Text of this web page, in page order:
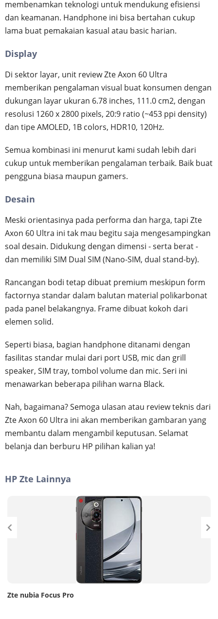
membenamkan teknologi untuk mendukung efisiensi
dan keamanan. Handphone ini bisa bertahan cukup
lama buat pemakaian kasual atau basic harian.
Display
Di sektor layar, unit review Zte Axon 60 Ultra
memberikan pengalaman visual buat konsumen dengan
dukungan layar ukuran 6.78 inches, 111.0 cm2, dengan
resolusi 1260 x 2800 pixels, 20:9 ratio (~453 ppi density)
dan tipe AMOLED, 1B colors, HDR10, 120Hz.
Semua kombinasi ini menurut kami sudah lebih dari
cukup untuk memberikan pengalaman terbaik. Baik buat
pengguna biasa maupun gamers.
Desain
Meski orientasinya pada performa dan harga, tapi Zte
Axon 60 Ultra ini tak mau begitu saja mengesampingkan
soal desain. Didukung dengan dimensi - serta berat -
dan memiliki SIM Dual SIM (Nano-SIM, dual stand-by).
Rancangan bodi tetap dibuat premium meskipun form
factornya standar dalam balutan material polikarbonat
pada panel belakangnya. Frame dibuat kokoh dari
elemen solid.
Seperti biasa, bagian handphone ditanami dengan
fasilitas standar mulai dari port USB, mic dan grill
speaker, SIM tray, tombol volume dan mic. Seri ini
menawarkan beberapa pilihan warna Black.
Nah, bagaimana? Semoga ulasan atau review teknis dari
Zte Axon 60 Ultra ini akan memberikan gambaran yang
membantu dalam mengambil keputusan. Selamat
belanja dan berburu HP pilihan kalian ya!
HP Zte Lainnya
Zte nubia Focus Pro